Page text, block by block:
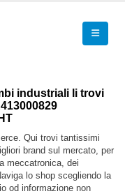
industriali li trovi
Qui trovi tantissimi
brand sul mercato, per
meccatronica, dei
lo shop scegliendo la
od informazione non